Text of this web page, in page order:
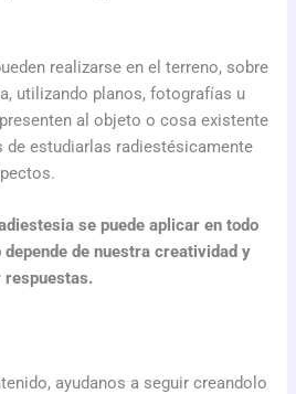
realizarse en el terreno, sobre
utilizando planos, fotografías u
al objeto o cosa existente
de estudiarlas radiestésicamente
se puede aplicar en todo
de nuestra creatividad y
respuestas.
ayudanos a seguir creandolo